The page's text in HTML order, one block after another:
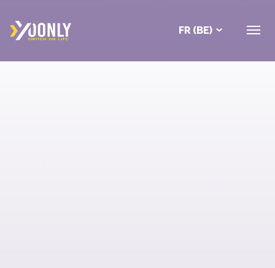
FR (BE)